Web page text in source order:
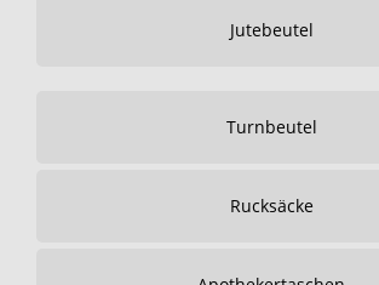
Jutebeutel
Turnbeutel
Rucksäcke